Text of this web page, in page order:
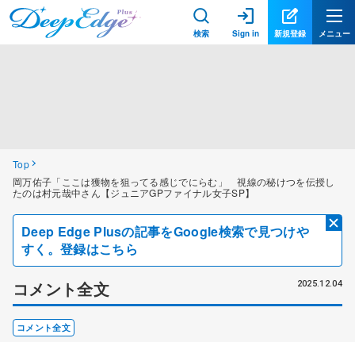
検索 Sign in 新規登録 メニュー
Top
岡万佑子「ここは獲物を狙ってる感じでにらむ」 視線の秘けつを伝授し
たのは村元哉中さん【ジュニアGPファイナル女子SP】
Deep Edge Plusの記事をGoogle検索で見つけや
すく。登録はこちら
コメント全文 2025.12.04
コメント全文